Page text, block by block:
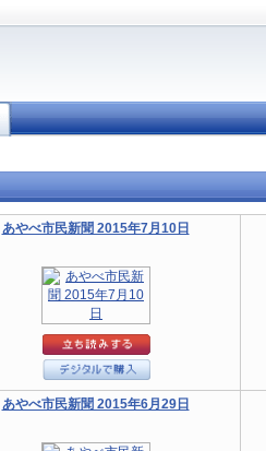
あやべ市民新聞 2015年7月10日
あやべ市民新聞 2015年6月29日